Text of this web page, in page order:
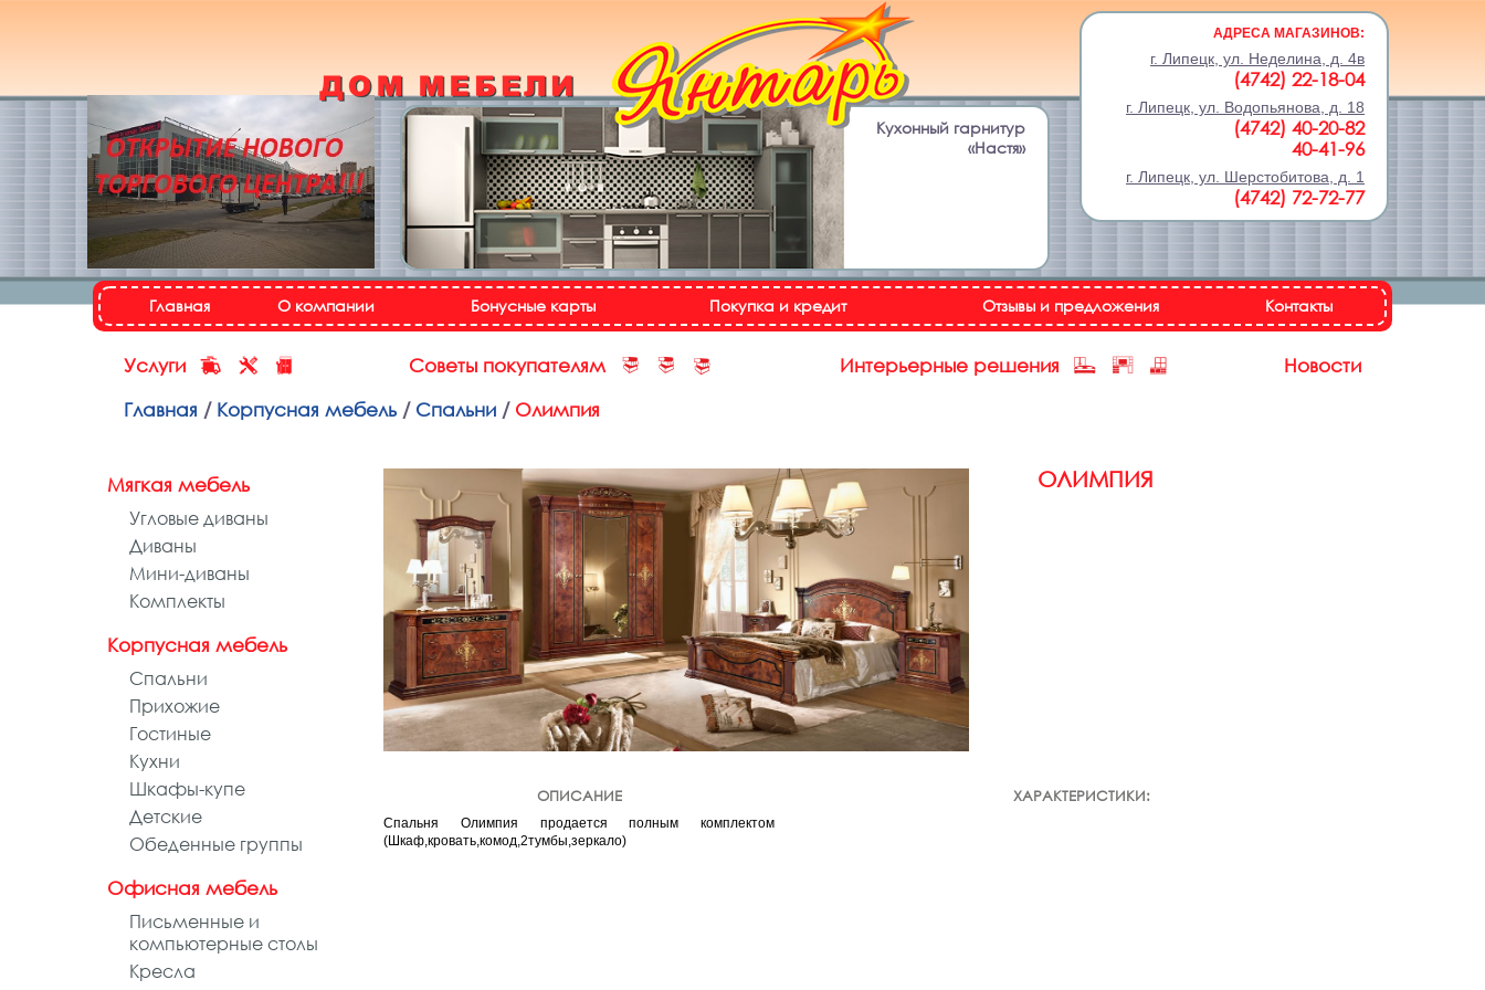
Кухонный гарнитур
«Настя»
Кухонный гарнитур
«Настя»
Назад
АДРЕСА МАГАЗИНОВ:
г. Липецк, ул. Неделина, д. 4в
(4742) 22-18-04
г. Липецк, ул. Водопьянова, д. 18
(4742) 40-20-82
40-41-96
г. Липецк, ул. Шерстобитова, д. 1
(4742) 72-72-77
Главная О компании Бонусные карты Покупка и кредит Отзывы и предложения Контакты
Услуги Советы покупателям Интерьерные решения
Новости
Главная / Корпусная мебель / Спальни / Олимпия
ОЛИМПИЯ
ОПИСАНИЕ ХАРАКТЕРИСТИКИ:
Спальня Олимпия продается полным комплектом
(Шкаф,кровать,комод,2тумбы,зеркало)
Мягкая мебель
Угловые диваны
Диваны
Мини-диваны
Комплекты
Корпусная мебель
Спальни
Прихожие
Гостиные
Кухни
Шкафы-купе
Детские
Обеденные группы
Офисная мебель
Письменные и
компьютерные столы
Кресла